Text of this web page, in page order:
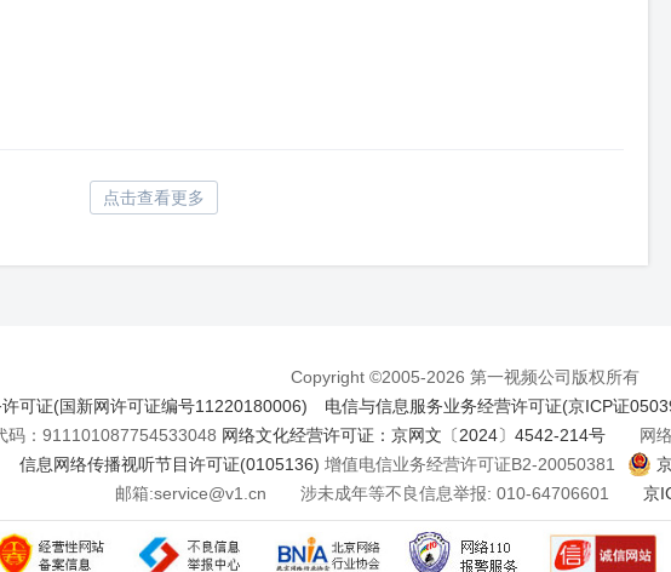
点击查看更多
Copyright ©2005-2026 第一视频公司版权所有
可证(国新网许可证编号11220180006)
电信与信息服务业务经营许可证(京ICP证
码：911101087754533048 网络文化经营许可证：京网文〔2024〕4542-214号网络出
信息网络传播视听节目许可证(0105136) 增值电信业务经营许可证B2-20050381
邮箱:service@v1.cn 涉未成年等不良信息举报: 010-64706601 京